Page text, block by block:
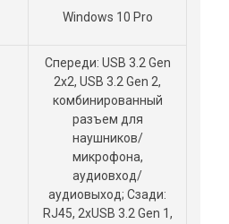
Windows 10 Pro
Спереди: USB 3.2 Gen
2x2, USB 3.2 Gen 2,
комбинированный
разъем для
наушников/
микрофона,
аудиовход/
аудиовыход; Сзади:
RJ45, 2xUSB 3.2 Gen 1,